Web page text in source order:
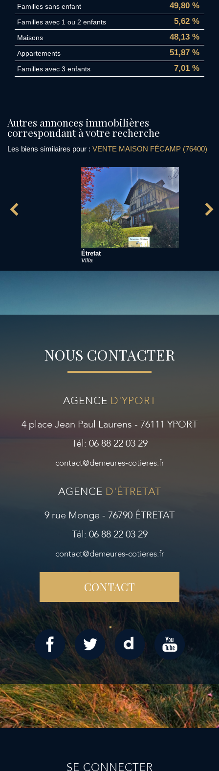
Familles sans enfant 49,80 %
Familles avec 1 ou 2 enfants 5,62 %
Maisons 48,13 %
Appartements 51,87 %
Familles avec 3 enfants 7,01 %
autres annonces immobilières
correspondant à votre recherche
Les biens similaires pour : VENTE MAISON FÉCAMP (76400)
NOUS CONTACTER
AGENCE D'YPORT
4 place Jean Paul Laurens - 76111 YPORT
Tél: 06 88 22 03 29
contact@demeures-cotieres.fr
AGENCE D'ÉTRETAT
9 rue Monge - 76790 ÉTRETAT
Tél: 06 88 22 03 29
contact@demeures-cotieres.fr
CONTACT
SE CONNECTER